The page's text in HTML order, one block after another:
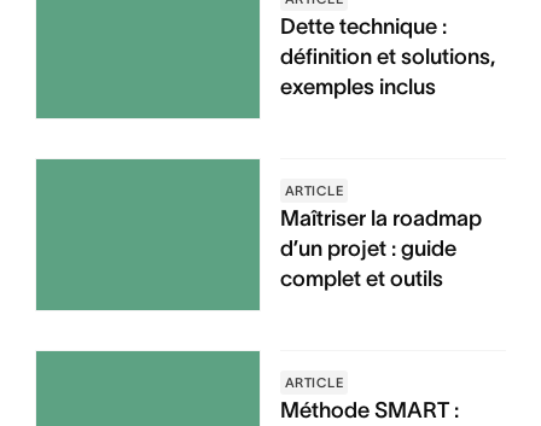
Dette technique :
définition et solutions,
exemples inclus
ARTICLE
Maîtriser la roadmap
d’un projet : guide
complet et outils
ARTICLE
Méthode SMART :